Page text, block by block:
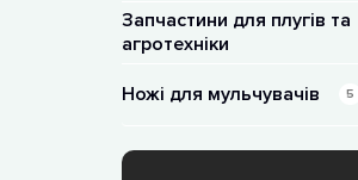
Запчастини для плугів та
агротехніки
Ножі для мульчувачів 5